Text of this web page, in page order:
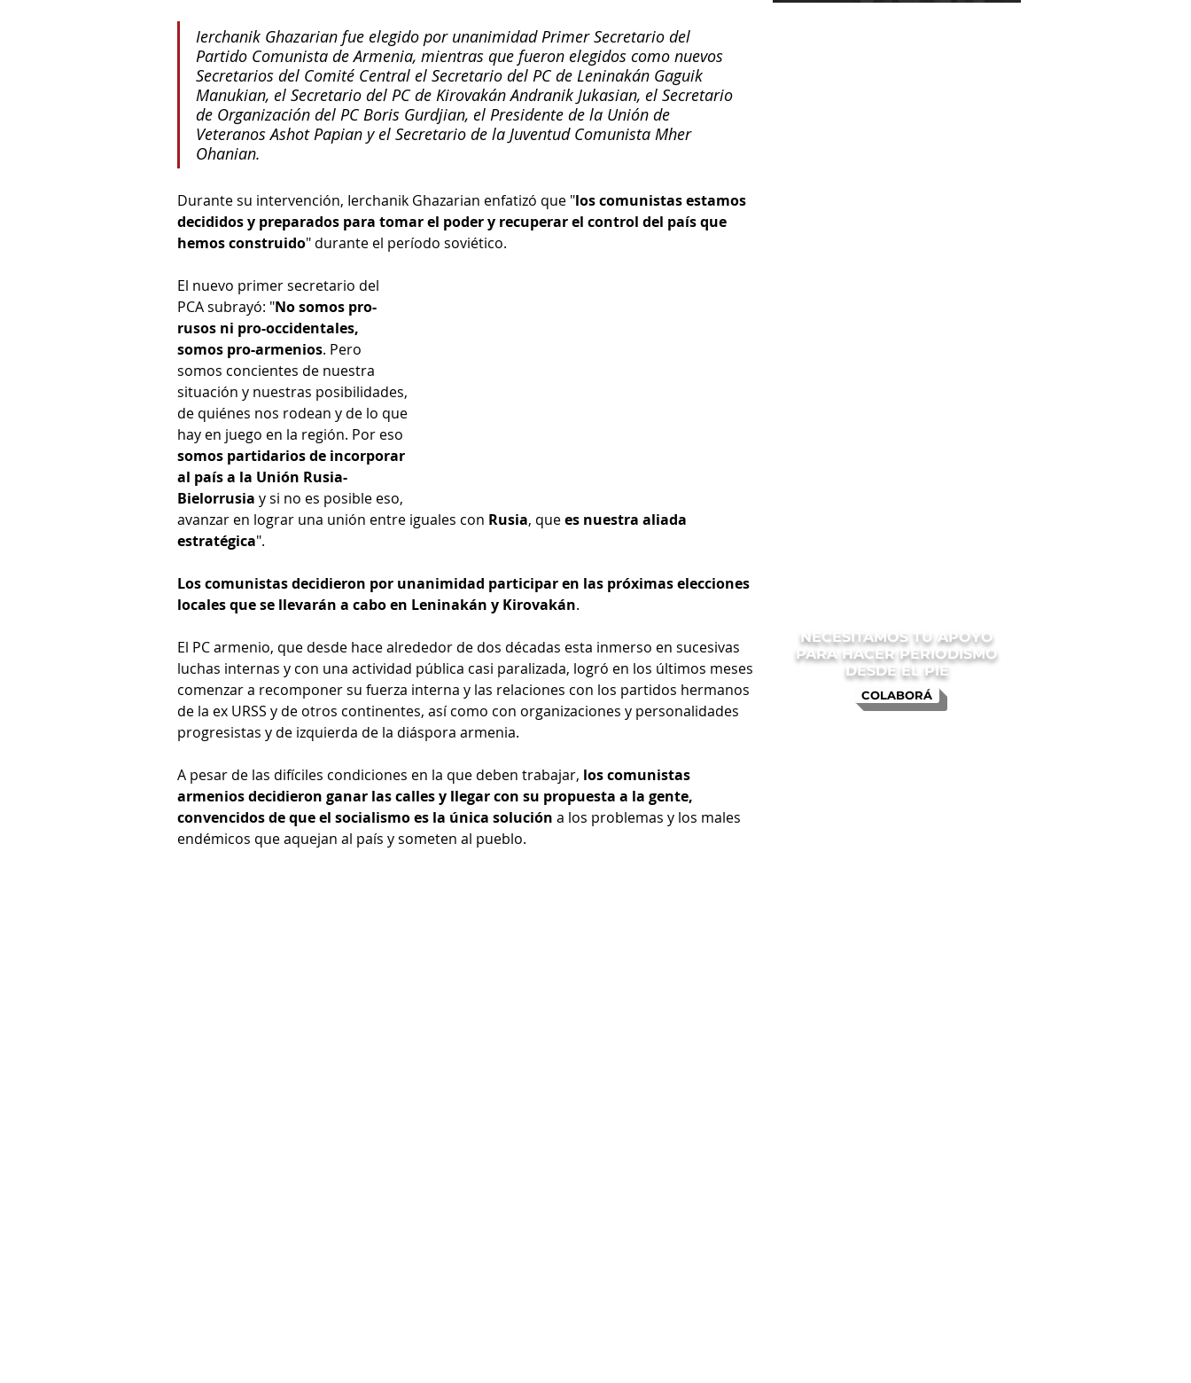
Ierchanik Ghazarian fue elegido por unanimidad Primer Secretario del
Partido Comunista de Armenia, mientras que fueron elegidos como nuevos
Secretarios del Comité Central el Secretario del PC de Leninakán Gaguik
Manukian, el Secretario del PC de Kirovakán Andranik Jukasian, el Secretario
de Organización del PC Boris Gurdjian, el Presidente de la Unión de
Veteranos Ashot Papian y el Secretario de la Juventud Comunista Mher
Ohanian.
Durante su intervención, Ierchanik Ghazarian enfatizó que "los comunistas estamos
decididos y preparados para tomar el poder y recuperar el control del país que
hemos construido" durante el período soviético.
El nuevo primer secretario del
PCA subrayó: "No somos pro-
rusos ni pro-occidentales,
somos pro-armenios. Pero
somos concientes de nuestra
situación y nuestras posibilidades,
de quiénes nos rodean y de lo que
hay en juego en la región. Por eso
somos partidarios de incorporar
al país a la Unión Rusia-
Bielorrusia y si no es posible eso,
avanzar en lograr una unión entre iguales con Rusia, que es nuestra aliada
estratégica".
Los comunistas decidieron por unanimidad participar en las próximas elecciones
locales que se llevarán a cabo en Leninakán y Kirovakán.
El PC armenio, que desde hace alrededor de dos décadas esta inmerso en sucesivas
luchas internas y con una actividad pública casi paralizada, logró en los últimos meses
comenzar a recomponer su fuerza interna y las relaciones con los partidos hermanos
de la ex URSS y de otros continentes, así como con organizaciones y personalidades
progresistas y de izquierda de la diáspora armenia.
A pesar de las difíciles condiciones en la que deben trabajar, los comunistas
armenios decidieron ganar las calles y llegar con su propuesta a la gente,
convencidos de que el socialismo es la única solución a los problemas y los males
endémicos que aquejan al país y someten al pueblo.
COLABORÁ
NECESITAMOS TU APOYO
PARA HACER PERIODISMO
DESDE EL PIE